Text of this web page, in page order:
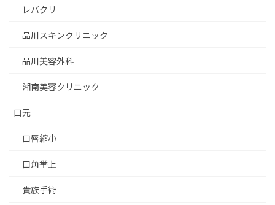
レバクリ
品川スキンクリニック
品川美容外科
湘南美容クリニック
口元
口唇縮小
口角挙上
貴族手術